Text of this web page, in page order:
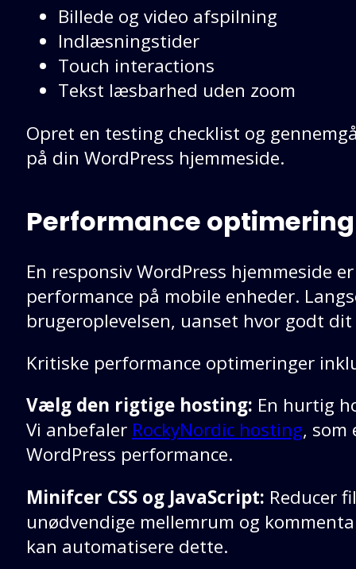
Billede og video afspilning
Indlæsningstider
Touch interactions
Tekst læsbarhed uden zoom
Opret en testing checklist og
på din WordPress hjemmeside.
Performance
En responsiv WordPress hjemmeside
performance på mobile enheder.
brugeroplevelsen, uanset hvor godt
Kritiske performance optimeringer
Vælg den rigtige hosting: En hurtig
Vi anbefaler RockyNordic hosting, som
WordPress performance.
Minifcer CSS og JavaScript: Reducer
unødvendige mellemrum og
kan automatisere dette.